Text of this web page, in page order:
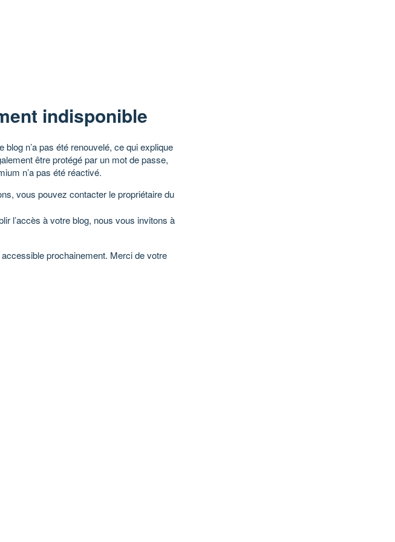
indisponible
n’a pas été renouvelé, ce qui explique
être protégé par un mot de passe,
n’a pas été réactivé.
vous pouvez contacter le propriétaire du
l’accès à votre blog, nous vous invitons à
prochainement. Merci de votre